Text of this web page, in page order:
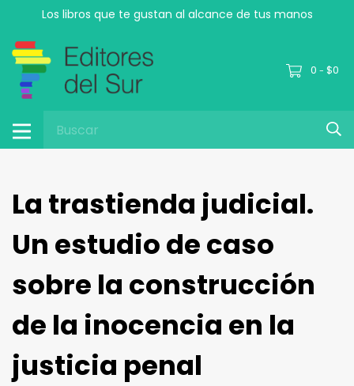
Los libros que te gustan al alcance de tus manos
0 - $0
La trastienda judicial.
Un estudio de caso
sobre la construcción
de la inocencia en la
justicia penal